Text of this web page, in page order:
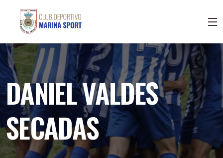
DANIEL VALDES
SECADAS